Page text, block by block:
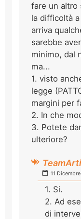
fare un altro
la difficoltà
arriva
sarebbe
minimo, dal
ma...
1. visto
legge
margini per
2. In che
3. Potete
ulteriore?
11
1. Si.
2. Ad
di